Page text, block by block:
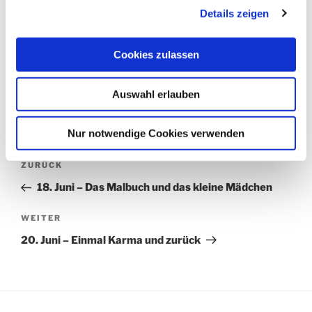
Details zeigen
Cookies zulassen
Auswahl erlauben
Nur notwendige Cookies verwenden
SCHLAGWÖRTER
365 UND 1 TAG,BLUME,ERZÄHLUNG,GENORMT,
KLOSTERATELIER
NATUR,NATURBETRACHTUNG,NORMIERT,
,STADTKIND
Beitragsnavigation
Vorheriger
Beitrag
ZURÜCK
18. Juni – Das Malbuch und das kleine Mädchen
Nächster
Beitrag
WEITER
20. Juni – Einmal Karma und zurück